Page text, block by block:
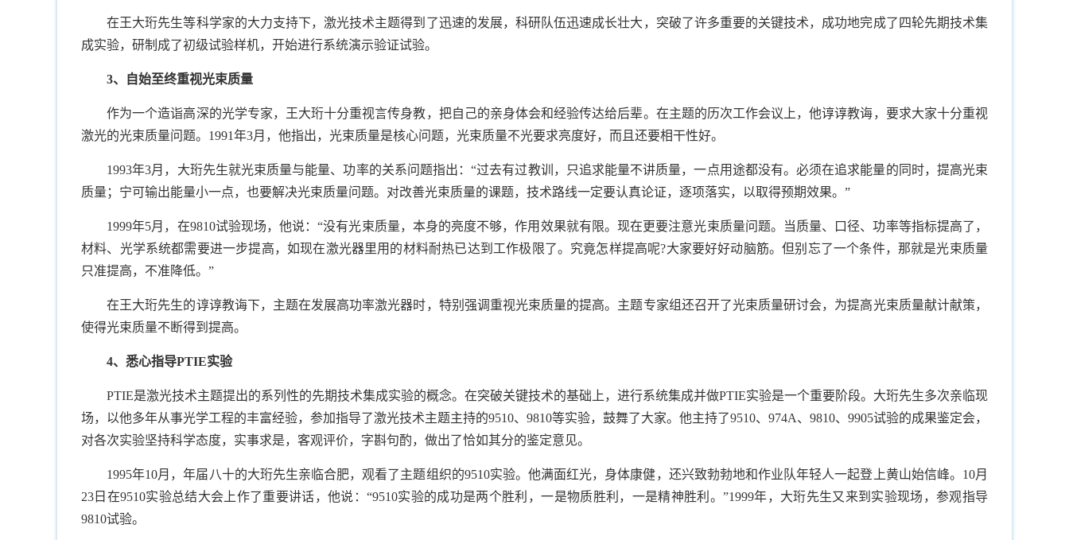
在王大珩先生等科学家的大力支持下，激光技术主题得到了迅速的发展，科研队伍迅速成长壮大，突破了许多重要的关键技术，成功地完成了四轮先期技术集
成实验，研制成了初级试验样机，开始进行系统演示验证试验。
3、自始至终重视光束质量
作为一个造诣高深的光学专家，王大珩十分重视言传身教，把自己的亲身体会和经验传达给后辈。在主题的历次工作会议上，他谆谆教诲，要求大家十分重视
激光的光束质量问题。 1991年3月，他指出，光束质量是核心问题，光束质量不光要求亮度好，而且还要相干性好。
1993年3月，大珩先生就光束质量与能量、功率的关系问题指出：“过去有过教训，只追求能量不讲质量，一点用途都没有。必须在追求能量的同时，提高光束
质量；宁可输出能量小一点，也要解决光束质量问题。对改善光束质量的课题，技术路线一定要认真论证，逐项落实，以取得预期效果。”
1999年5月，在9810试验现场，他说：“没有光束质量，本身的亮度不够，作用效果就有限。现在更要注意光束质量问题。当质量、口径、功率等指标提高了，
材料、光学系统都需要进一步提高，如现在激光器里用的材料耐热已达到工作极限了。究竟怎样提高呢?大家要好好动脑筋。但别忘了一个条件，那就是光束质量
只准提高，不准降低。”
在王大珩先生的谆谆教诲下，主题在发展高功率激光器时，特别强调重视光束质量的提高。主题专家组还召开了光束质量研讨会，为提高光束质量献计献策，
使得光束质量不断得到提高。
4、悉心指导PTIE实验
PTIE是激光技术主题提出的系列性的先期技术集成实验的概念。在突破关键技术的基础上，进行系统集成并做PTIE实验是一个重要阶段。大珩先生多次亲临现
场，以他多年从事光学工程的丰富经验，参加指导了激光技术主题主持的9510、 9810等实验，鼓舞了大家。他主持了9510、 974A、 9810、 9905试验的成果鉴定会，
对各次实验坚持科学态度，实事求是，客观评价，字斟句酌，做出了恰如其分的鉴定意见。
1995年10月，年届八十的大珩先生亲临合肥，观看了主题组织的9510实验。他满面红光，身体康健，还兴致勃勃地和作业队年轻人一起登上黄山始信峰。 10月
23 日在9510实验总结大会上作了重要讲话，他说：“9510实验的成功是两个胜利，一是物质胜利，一是精神胜利。”1999年，大珩先生又来到实验现场，参观指导
9810试验。